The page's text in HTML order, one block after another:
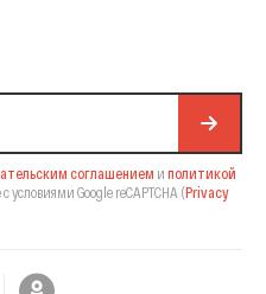
соглашением и политикой
условиями Google reCAPTCHA (Privacy